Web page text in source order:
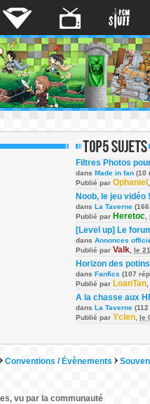
Filtres Photos
dans Made in fan (10
Publié par Ophaniel
Noob, le jeu vidéo !
dans La Taverne
Publié par Heretoc
[Level up] Le
dans Annonces
Publié par Valk le
Horizon des potins
dans Fanfics (107
Publié par LoanTan
A la chasse aux
dans La Taverne
Publié par Ycien le
Conventions / Évènements
vu par la communauté